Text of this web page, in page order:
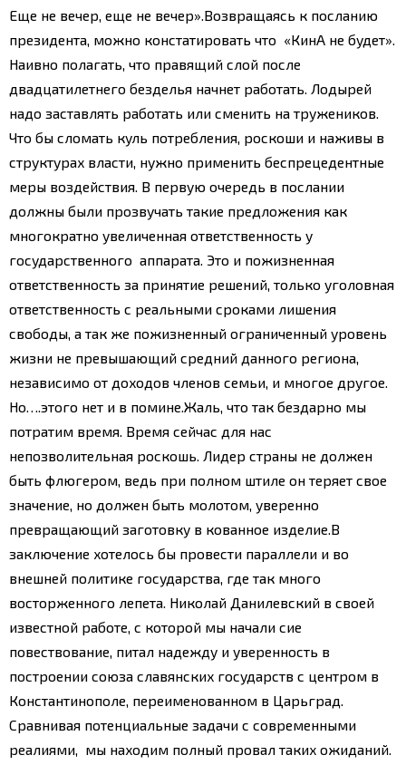
Еще не вечер, еще не вечер». Возвращаясь к посланию
президента, можно констатировать что «КинА не будет».
Наивно полагать, что правящий слой после
двадцатилетнего безделья начнет работать. Лодырей
надо заставлять работать или сменить на тружеников.
Что бы сломать куль потребления, роскоши и наживы в
структурах власти, нужно применить беспрецедентные
меры воздействия. В первую очередь в послании
должны были прозвучать такие предложения как
многократно увеличенная ответственность у
государственного аппарата. Это и пожизненная
ответственность за принятие решений, только уголовная
ответственность с реальными сроками лишения
свободы, а так же пожизненный ограниченный уровень
жизни не превышающий средний данного региона,
независимо от доходов членов семьи, и многое другое.
Но….этого нет и в помине. Жаль, что так бездарно мы
потратим время. Время сейчас для нас
непозволительная роскошь. Лидер страны не должен
быть флюгером, ведь при полном штиле он теряет свое
значение, но должен быть молотом, уверенно
превращающий заготовку в кованное изделие. В
заключение хотелось бы провести параллели и во
внешней политике государства, где так много
восторженного лепета. Николай Данилевский в своей
известной работе, с которой мы начали сие
повествование, питал надежду и уверенность в
построении союза славянских государств с центром в
Константинополе, переименованном в Царьград.
Сравнивая потенциальные задачи с современными
реалиями, мы находим полный провал таких ожиданий.